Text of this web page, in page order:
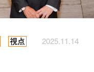
視点
2025.11.14